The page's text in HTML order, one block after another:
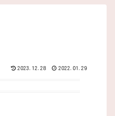
2023.12.28 2022.01.29